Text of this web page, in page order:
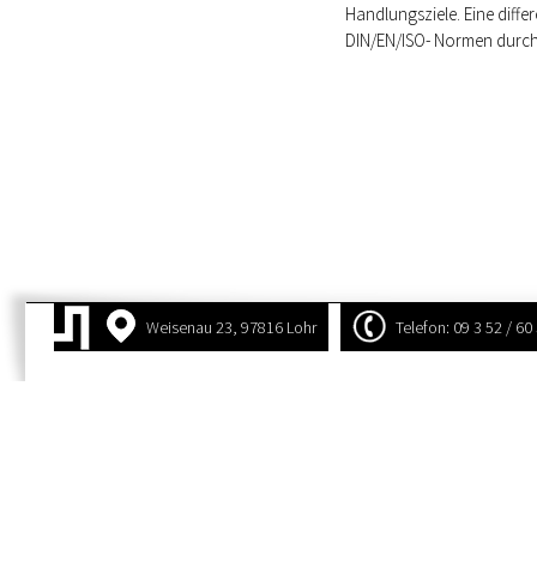
Handlungsziele. Eine
DIN/EN/ISO- Normen
Weisenau 23, 97816 Lohr Telefon: 09 3 52 / 60